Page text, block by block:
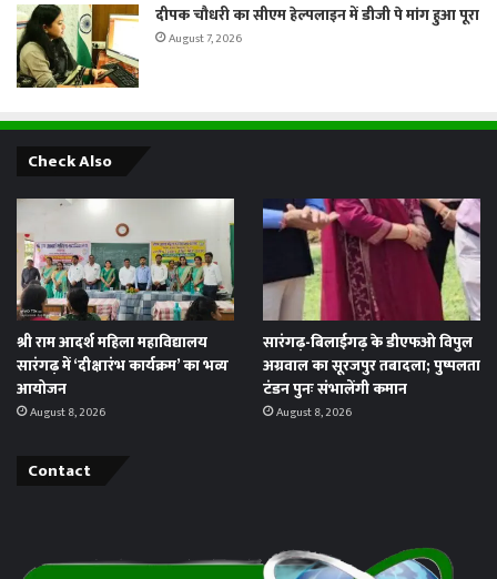
दीपक चौधरी का सीएम हेल्पलाइन में डीजी पे मांग हुआ पूरा
August 7, 2026
Check Also
श्री राम आदर्श महिला महाविद्यालय
सारंगढ़ में ‘दीक्षारंभ कार्यक्रम’ का भव्य
आयोजन
August 8, 2026
सारंगढ़-बिलाईगढ़ के डीएफओ विपुल
अग्रवाल का सूरजपुर तबादला; पुष्पलता
टंडन पुनः संभालेंगी कमान
August 8, 2026
Contact